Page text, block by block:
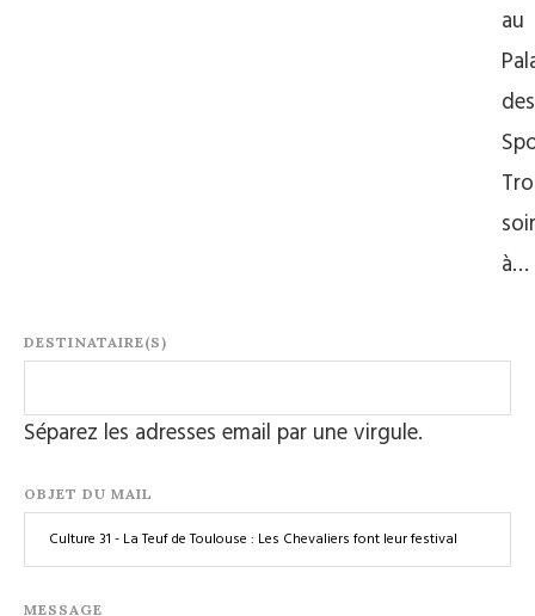
au
des
à…
DESTINATAIRE(S)
Séparez les adresses email par une virgule.
OBJET DU MAIL
MESSAGE